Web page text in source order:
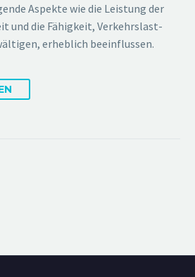
Aspekte wie die Leistung der
und die Fähigkeit, Verkehrslast-
erheblich beeinflussen.